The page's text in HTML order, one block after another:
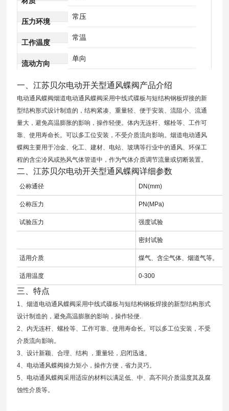
压力环境
常压
工作温度
常温
流动方向
单向
一、江苏贝尔电动开关型通风蝶阀产品介绍
电动通风蝶阀烟道电动通风蝶阀采用中线式碟板与短结构钢板焊接的新
型结构形式设计制造的，结构紧凑、重量轻、便于安装、流阻小、流通
量大，避免高温膨胀的影响，操作轻便。体内无连杆、螺栓等、工作可
靠、使用寿命长。可以多工位安装，不受介质流向影响。烟道电动通风
蝶阀主要用于冶金、化工、建材、电站、玻璃等行业中的通风、环保工
程的含尘冷风或热风气体管道中，作为气体介质调节流量或切断装置。
二、江苏贝尔电动开关型通风蝶阀详细参数
公称通径 DN(mm)
公称压力 PN(MPa)
试验压力 强度试验
密封试验
适用介质 煤气、含尘气体、烟道气等。
适用温度 0-300
三、特点
1、烟道电动通风蝶阀采用中线式碟板与短结构钢板焊接的新型结构形式
设计制造的，避免高温膨胀的影响，操作轻便.
2、内无连杆、螺栓等、工作可靠、使用寿命长。可以多工位安装，不受
介质流向影响。
3、设计新颖、合理、结构 ，重量轻，启闭迅速。
4、电动通风蝶阀操力矩小，操作方便，省力灵巧。
5、电动通风蝶阀采用适应的材料以满足低、中、高不同介质温度其及腐
蚀性介质等。